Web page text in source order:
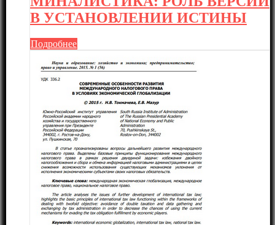
В УСТАНОВЛЕНИИ ИСТИНЫ
Подробнее